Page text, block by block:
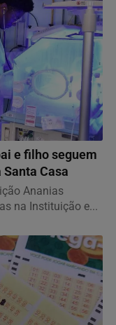
e filho seguem
Casa
Ananias
na Instituição e...